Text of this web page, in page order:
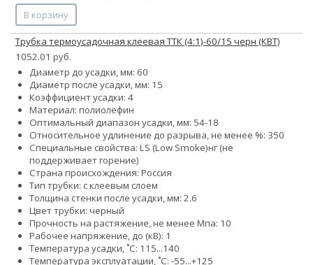
В корзину
Трубка термоусадочная клеевая ТТК (4:1)-60/15 черн (КВТ)
1052.01 руб.
Диаметр до усадки, мм: 60
Диаметр после усадки, мм: 15
Коэффициент усадки: 4
Материал: полиолефин
Оптимальный диапазон усадки, мм: 54-18
Относительное удлинение до разрыва, не менее %: 350
Специальные свойства: LS (Low Smoke)нг (не
поддерживает горение)
Страна происхождения: Россия
Тип трубки: с клеевым слоем
Толщина стенки после усадки, мм: 2.6
Цвет трубки: черный
Прочность на растяжение, не менее Мпа: 10
Рабочее напряжение, до (кВ): 1
Температура усадки, ˚С: 115...140
Температура эксплуатации, ˚С: -55...+125